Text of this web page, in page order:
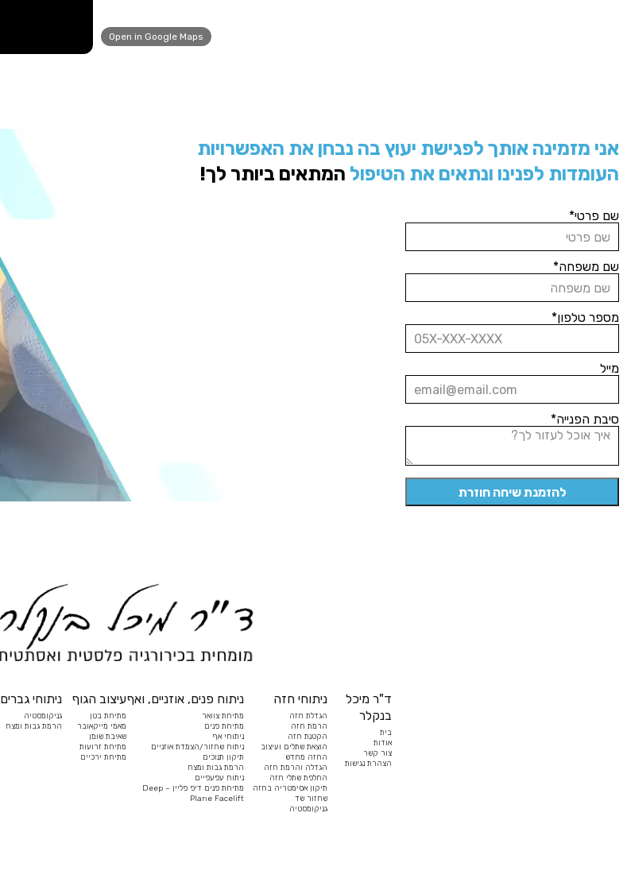
Open in Google Maps
אני מזמינה אותך לפגישת יעוץ בה נבחן את האפשרויות
העומדות לפנינו ונתאים את הטיפול המתאים ביותר לך!
שם פרטי*
שם משפחה*
מספר טלפון*
מייל
סיבת הפנייה*
ד"ר מיכל
בנקלר
בית
אודות
צור קשר
הצהרת נגישות
ניתוחי חזה
הגדלת חזה
הרמת חזה
הקטנת חזה
הוצאת שתלים ועיצוב
החזה מחדש
הגדלה והרמת חזה
החלפת שתלי חזה
תיקון אסימטריה בחזה
שחזור שד
גניקומסטיה
ניתוח פנים, אוזניים, ואף
מתיחת צוואר
מתיחת פנים
ניתוחי אף
ניתוח שחזור/הצמדת אוזניים
תיקון תנוכים
הרמת גבות ומצח
ניתוח עפעפיים
מתיחת פנים דיפ פליין – Deep
Plane Facelift
עיצוב הגוף
מתיחת בטן
מאמי מייקאובר
שאיבת שומן
מתיחת זרועות
מתיחת ירכיים
ניתוחי גברים
גניקומסטיה
הרמת גבות ומצח